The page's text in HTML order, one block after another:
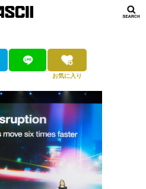
お気に入り